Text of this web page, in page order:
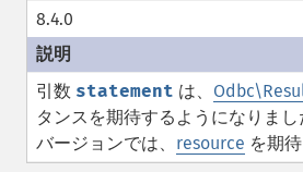
8.4.0
引数 statement は、
タンスを期待するようになりま
バージョンでは、 resource を期